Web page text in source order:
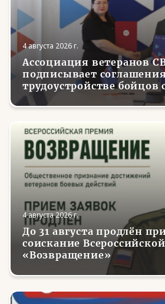
4 августа 2026 г.
Ассоциация ветеранов
подписывает
трудоустройстве бойцов
занятости в регионах
4 августа 2026 г.
До 31 августа продлён
соискание
«Возвращение»